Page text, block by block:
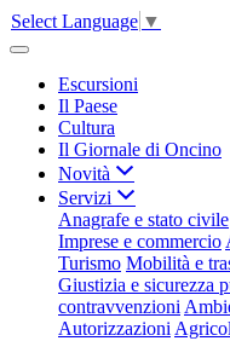
Select Language ▼
Escursioni
Il Paese
Cultura
Il Giornale di Oncino
Novità
Servizi
Anagrafe e stato civile
Imprese e commercio
Turismo Mobilità e
Giustizia e sicurezza
contravvenzioni
Autorizzazioni